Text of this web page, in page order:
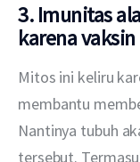
3. Imunitas
karena vaksin
Mitos ini keliru
membantu
Nantinya tubuh
tersebut.